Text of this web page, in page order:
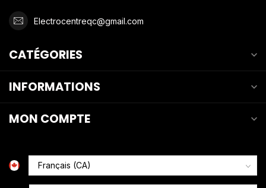
Electrocentreqc@gmail.com
CATÉGORIES
INFORMATIONS
MON COMPTE